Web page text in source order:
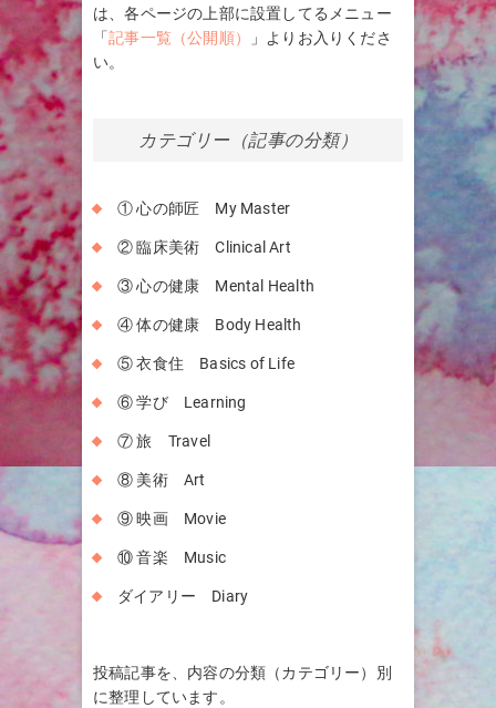
は、各ページの上部に設置してるメニュー
「記事一覧（公開順）
」よりお入りくださ
い。
カテゴリー（記事の分類）
① 心の師匠 My Master
② 臨床美術 Clinical Art
③ 心の健康 Mental Health
④ 体の健康 Body Health
⑤ 衣食住 Basics of Life
⑥ 学び Learning
⑦ 旅 Travel
⑧ 美術 Art
⑨ 映画 Movie
⑩ 音楽 Music
ダイアリー Diary
投稿記事を、内容の分類（カテゴリー）別
に整理しています。